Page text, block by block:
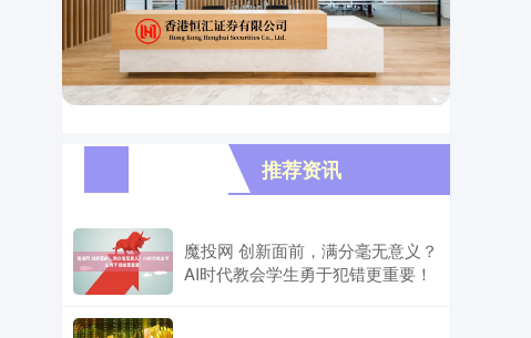
推荐资讯
魔投网 创新面前，满分毫无意义？
AI时代教会学生勇于犯错更重要！